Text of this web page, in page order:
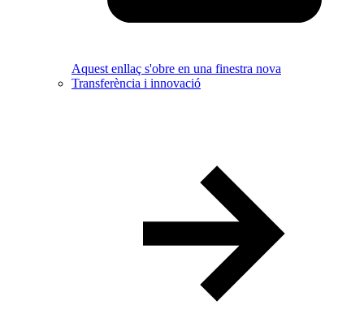
Aquest enllaç s'obre en una finestra nova
Transferència i innovació